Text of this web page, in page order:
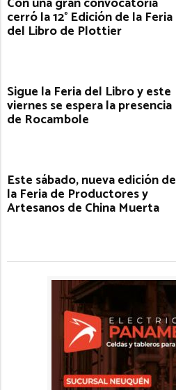
cerró la 12° Edición de la Feria
del Libro de Plottier
Sigue la Feria del Libro y este
viernes se espera la presencia
de Rocambole
Este sábado, nueva edición de
la Feria de Productores y
Artesanos de China Muerta